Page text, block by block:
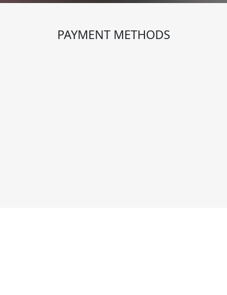
PAYMENT METHODS